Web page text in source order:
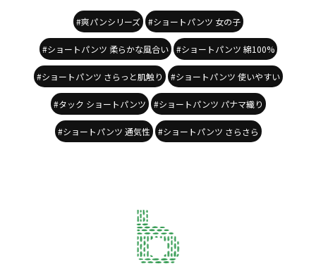
#爽パンシリーズ #ショートパンツ 女の子
#ショートパンツ 柔らかな風合い #ショートパンツ 綿100%
#ショートパンツ さらっと肌触り #ショートパンツ 使いやすい
#タック ショートパンツ #ショートパンツ パナマ織り
#ショートパンツ 通気性 #ショートパンツ さらさら